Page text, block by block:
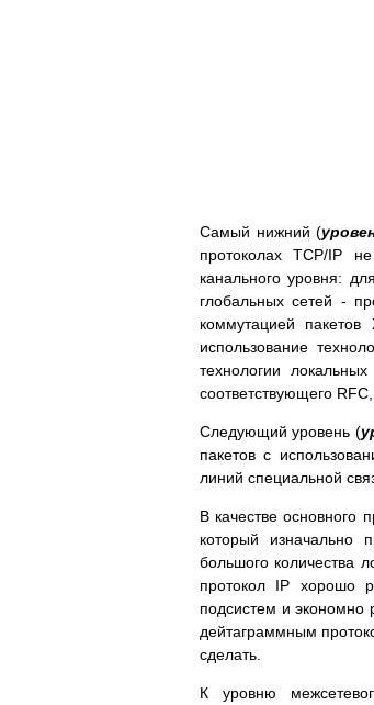
Самый нижний (
протоколах TCP/IP
канального уровня:
глобальных сетей -
коммутацией
использование
технологии
соответствующего
Следующий уровень (
пакетов с
линий специальной
В качестве основного
который изначально
большого количества
протокол IP хорошо
подсистем и экономно
дейтаграммным
сделать.
К уровню